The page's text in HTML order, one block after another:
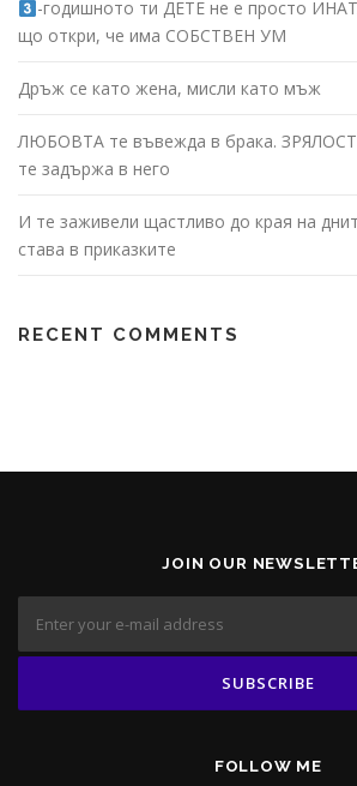
-годишното ти ДЕТЕ не е просто
що откри, че има СОБСТВЕН УМ
Дръж се като жена, мисли като мъж
ЛЮБОВТА те въвежда в брака.
те задържа в него
И те заживели щастливо до края на
става в приказките
RECENT COMMENTS
JOIN OUR
FOLLOW ME